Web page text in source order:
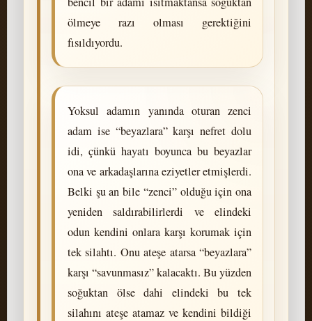
ölmeye razı olması gerektiğini
fısıldıyordu.
Yoksul adamın yanında oturan zenci
adam ise “beyazlara” karşı nefret dolu
idi, çünkü hayatı boyunca bu beyazlar
ona ve arkadaşlarına eziyetler etmişlerdi.
Belki şu an bile “zenci” olduğu için ona
yeniden saldırabilirlerdi ve elindeki
odun kendini onlara karşı korumak için
tek silahtı. Onu ateşe atarsa “beyazlara”
karşı “savunmasız” kalacaktı. Bu yüzden
soğuktan ölse dahi elindeki bu tek
silahını ateşe atamaz ve kendini bildiği